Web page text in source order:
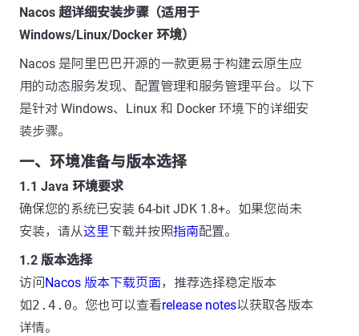
Nacos 超详细安装步骤（适用于
Windows/Linux/Docker 环境）
Nacos 是阿里巴巴开源的一款更易于构建云原生应
用的动态服务发现、配置管理和服务管理平台。以下
是针对 Windows、Linux 和 Docker 环境下的详细安
装步骤。
一、环境准备与版本选择
1.1 Java 环境要求
确保您的系统已安装 64-bit JDK 1.8+。如果您尚未
安装，请从这里下载并按照指南配置。
1.2 版本选择
访问Nacos 版本下载页面，推荐选择稳定版本
如2.4.0。您也可以查看release notes以获取各版本
详情。